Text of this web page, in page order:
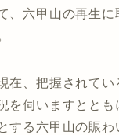
、六甲山の再生に
在、把握されて
を伺いますととも
する六甲山の賑